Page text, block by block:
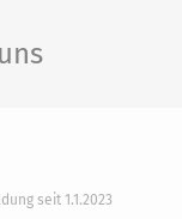
seit 1.1.2023